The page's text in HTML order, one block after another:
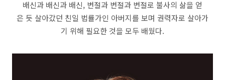
배신과 배신과 배신, 변절과 변절과 변절로 불사의 삶을 얻
은 듯 살아갔던 친일 법률가인 아버지를 보며 권력자로 살아가
기 위해 필요한 것을 모두 배웠다.